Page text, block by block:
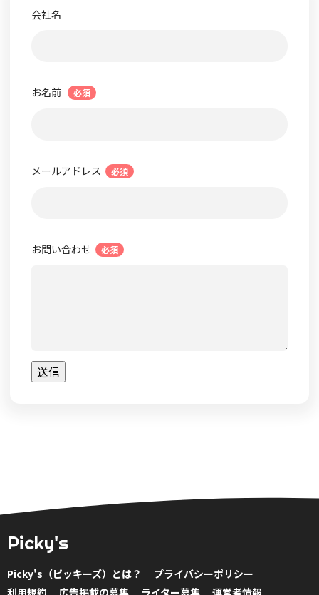
会社名
お名前 必須
メールアドレス 必須
お問い合わせ 必須
e
h
m
送信
Picky's
Picky's（ピッキーズ）とは？
プライバシーポリシー
利用規約
広告掲載の募集 ライター募集 運営者情報